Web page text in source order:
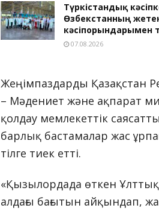
Түркістандық
Өзбекстанның
кәсіпорындарымен
07.08.2026
Жеңімпаздарды Қазақстан
– Мәдениет және ақпарат
қолдау мемлекеттік
барлық бастамалар жас
тілге тиек етті.
«Қызылордада өткен
алдағы бағытын айқындап,